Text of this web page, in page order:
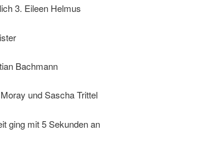
3. Eileen Helmus
Bachmann
und Sascha Trittel
ging mit 5 Sekunden an